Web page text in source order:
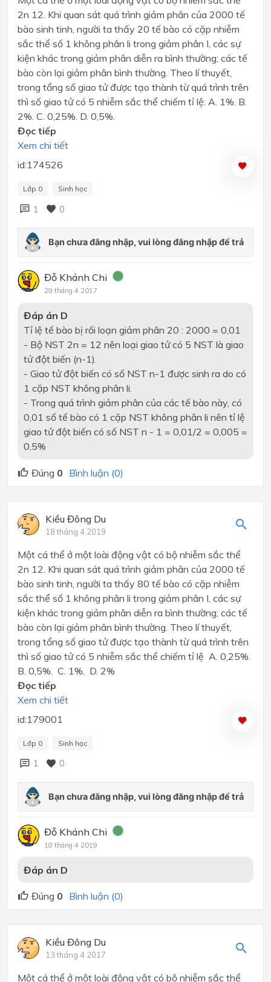
2n 12. Khi quan sát quá trình giảm phân của 2000 tế
bào sinh tinh, người ta thấy 20 tế bào có cặp nhiễm
sắc thể số 1 không phân li trong giảm phân I, các sự
kiện khác trong giảm phân diễn ra bình thường; các tế
bào còn lại giảm phân bình thường. Theo lí thuyết,
trong tổng số giao tử được tạo thành từ quá trình trên
thì số giao tử có 5 nhiễm sắc thể chiếm tỉ lệ: A. 1%. B.
2%. C. 0,25%. D. 0,5%.
Đọc tiếp
Xem chi tiết
id:174526
Lớp 0 Sinh học
1 0
Đỗ Khánh Chi
29 tháng 4 2017
Đáp án D
Tỉ lệ tế bào bị rối loạn giảm phân 20 : 2000 = 0,01
- Bộ NST 2n = 12 nên loại giao tử có 5 NST là giao
tử đột biến (n-1).
- Giao tử đột biến có số NST n-1 được sinh ra do có
1 cặp NST không phân li.
- Trong quá trình giảm phân của các tế bào này, có
0,01 số tế bào có 1 cặp NST không phân li nên tỉ lệ
giao tử đột biến có số NST n - 1 = 0,01/2 = 0,005 =
0,5%
Đúng 0 Bình luận (0)
Kiều Đông Du
18 tháng 4 2019
Một cá thể ở một loài động vật có bộ nhiễm sắc thể
2n 12. Khi quan sát quá trình giảm phân của 2000 tế
bào sinh tinh, người ta thấy 80 tế bào có cặp nhiễm
sắc thể số 1 không phân li trong giảm phân I, các sự
kiện khác trong giảm phân diễn ra bình thường; các tế
bào còn lại giảm phân bình thường. Theo lí thuyết,
trong tổng số giao tử được tạo thành từ quá trình trên
thì số giao tử có 5 nhiễm sắc thể chiếm tỉ lệ A. 0,25%.
B. 0,5%. C. 1%. D. 2%
Đọc tiếp
Xem chi tiết
id:179001
Lớp 0 Sinh học
1 0
Đỗ Khánh Chi
18 tháng 4 2019
Đáp án D
Đúng 0 Bình luận (0)
Kiều Đông Du
13 tháng 4 2017
Một cá thể ở một loài động vật có bộ nhiễm sắc thể